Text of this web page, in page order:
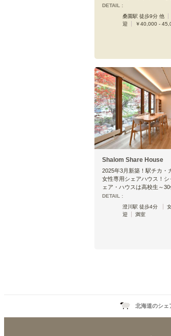
DETAIL :
桑園駅 徒歩9分 他
迎
￥40,000 -
Shalom Share House
2025年3月新築！駅チカ・
女性専用シェアハウス！シ
ェア・ハウスは高校生～30
DETAIL :
澄川駅 徒歩4分
迎
満室
北海道のシェ